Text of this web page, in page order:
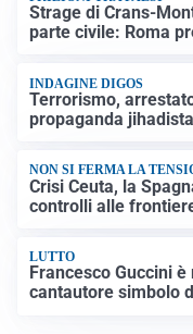
Strage di Crans-
parte civile: Roma
INDAGINE DIGOS
Terrorismo,
propaganda jihadista
NON SI FERMA LA
Crisi Ceuta, la
controlli alle
LUTTO
Francesco Guccini
cantautore simbolo